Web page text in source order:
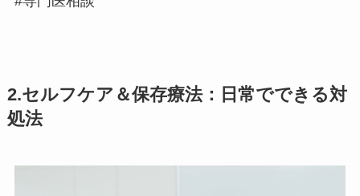
2.セルフケア＆保存療法：日常でできる対
処法